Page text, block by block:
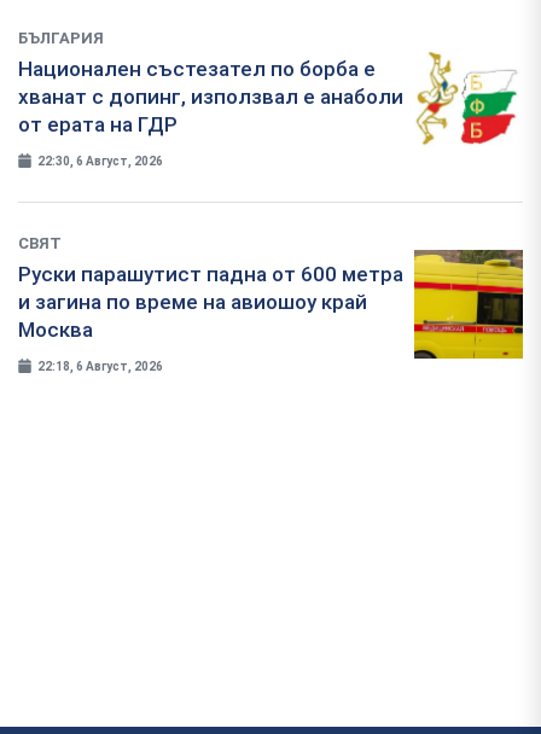
БЪЛГАРИЯ
Национален състезател по борба е
хванат с допинг, използвал е анаболи
от ерата на ГДР
22:30, 6 Август, 2026
СВЯТ
Руски парашутист падна от 600 метра
и загина по време на авиошоу край
Москва
22:18, 6 Август, 2026